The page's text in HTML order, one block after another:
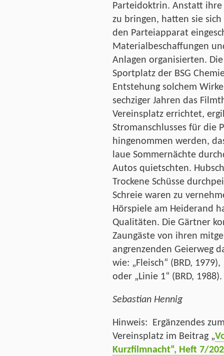
Parteidoktrin. Anstatt
zu bringen, hatten sie
den Parteiapparat
Materialbeschaffungen
Anlagen organisierten.
Sportplatz der BSG
Entstehung solchem
sechziger Jahren das
Vereinsplatz errichtet,
Stromanschlusses für die
hingenommen werden,
laue Sommernächte
Autos quietschten.
Trockene Schüsse
Schreie waren zu
Hörspiele am Heiderand
Qualitäten. Die Gärtner
Zaungäste von ihren
angrenzenden Geierweg
wie: „Fleisch“ (BRD,
oder „Linie 1“ (BRD, 1988).
Sebastian Hennig
Hinweis: Ergänzendes
Vereinsplatz im Beitrag „
Kurzfilmnacht“, Heft 7/